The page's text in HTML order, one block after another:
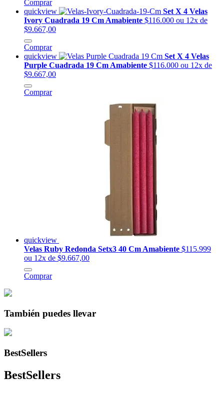
Comprar
quickview
Set X 4 Velas
Ivory Cuadrada 19 Cm Amabiente $116.000 ou 12x de
$9.667,00
Comprar
quickview
Set X 4 Velas
Purple Cuadrada 19 Cm Amabiente $116.000 ou 12x de
$9.667,00
Comprar
quickview
Velas Ruby Redonda Setx3 40 Cm Amabiente $115.999
ou 12x de $9.667,00
Comprar
También puedes llevar
BestSellers
BestSellers